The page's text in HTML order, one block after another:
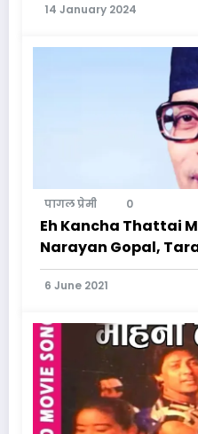
14 January 2024
पागल प्रेमी 0
Eh Kancha Thattai
Narayan Gopal,
6 June 2021